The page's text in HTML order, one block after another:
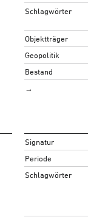
Schlagwörter
Objektträger
Geopolitik
Bestand
→
Signatur
Periode
Schlagwörter